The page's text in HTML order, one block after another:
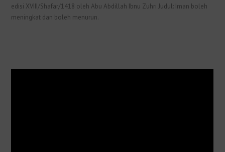
edisi XVIII/Shafar/1418 oleh Abu Abdillah Ibnu Zuhri Judul: Iman boleh
meningkat dan boleh menurun.